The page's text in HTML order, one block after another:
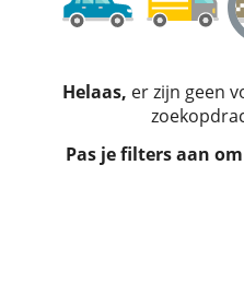
Helaas, er zijn geen
Pas je filters aan